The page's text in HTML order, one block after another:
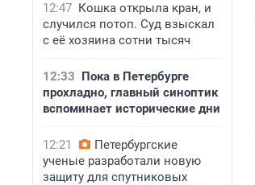
12:47 Кошка открыла кран, и
случился потоп. Суд взыскал
с её хозяина сотни тысяч
12:33 Пока в Петербурге
прохладно, главный синоптик
вспоминает исторические дни
12:21
Петербургские
ученые разработали новую
защиту для спутниковых